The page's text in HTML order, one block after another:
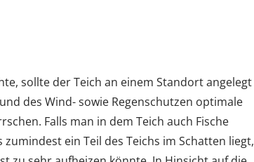
sollte der Teich an einem Standort angelegt
des Wind- sowie Regenschutzen optimale
Falls man in dem Teich auch Fische
ein Teil des Teichs im Schatten liegt,